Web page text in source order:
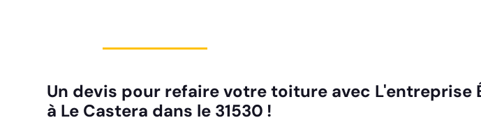
Un devis pour refaire votre toiture avec L'entreprise
à Le Castera dans le 31530 !